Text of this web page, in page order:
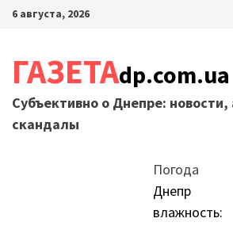
Перейти
6 августа, 2026
ГАЗЕТАdp.com.ua
Субъективно о Днепре:
скандалы
Погода
Днепр
влажность: